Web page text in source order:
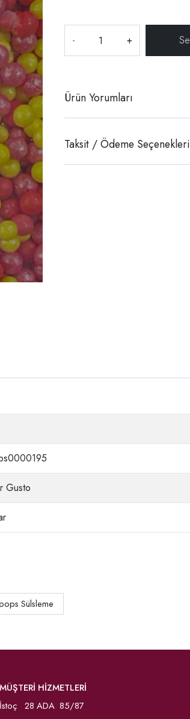
- +
Ürün Yorumları
Taksit / Ödeme Seçenekleri
Gusto
Sülsleme
MÜŞTERİ HİZMETLERİ
İstoç 28 ADA 85/87